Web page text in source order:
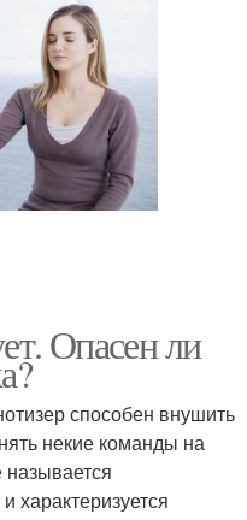
Опасен ли
способен внушить
некие команды на
называется
характеризуется